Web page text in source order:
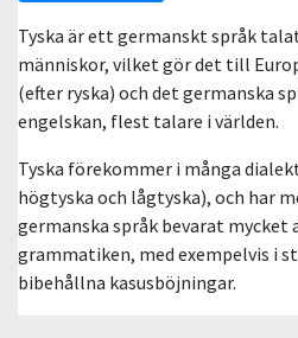
Tyska är ett germanskt språk
människor, vilket gör det till
(efter ryska) och det germanska
engelskan, flest talare i världen.
Tyska förekommer i många
högtyska och lågtyska), och har
germanska språk bevarat mycket
grammatiken, med exempelvis i
bibehållna kasusböjningar.